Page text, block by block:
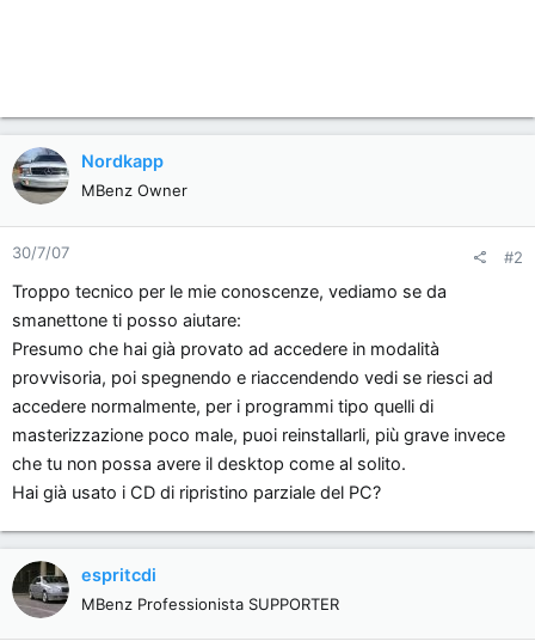
Nordkapp
MBenz Owner
30/7/07 #2
Troppo tecnico per le mie conoscenze, vediamo se da
smanettone ti posso aiutare:
Presumo che hai già provato ad accedere in modalità
provvisoria, poi spegnendo e riaccendendo vedi se riesci ad
accedere normalmente, per i programmi tipo quelli di
masterizzazione poco male, puoi reinstallarli, più grave invece
che tu non possa avere il desktop come al solito.
Hai già usato i CD di ripristino parziale del PC?
espritcdi
MBenz Professionista SUPPORTER